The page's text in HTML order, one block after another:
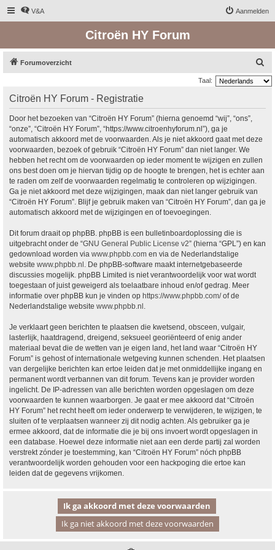
V&A Aanmelden
Citroën HY Forum
Forumoverzicht
o
Taal:
Citroën HY Forum - Registratie
Door het bezoeken van “Citroën HY Forum” (hierna genoemd “wij”, “ons”,
“onze”, “Citroën HY Forum”, “https://www.citroenhyforum.nl”), ga je
automatisch akkoord met de voorwaarden. Als je niet akkoord gaat met deze
voorwaarden, bezoek of gebruik “Citroën HY Forum” dan niet langer. We
hebben het recht om de voorwaarden op ieder moment te wijzigen en zullen
ons best doen om je hiervan tijdig op de hoogte te brengen, het is echter aan
te raden om zelf de voorwaarden regelmatig te controleren op wijzigingen.
Ga je niet akkoord met deze wijzigingen, maak dan niet langer gebruik van
“Citroën HY Forum”. Blijf je gebruik maken van “Citroën HY Forum”, dan ga je
automatisch akkoord met de wijzigingen en of toevoegingen.
Dit forum draait op phpBB. phpBB is een bulletinboardoplossing die is
uitgebracht onder de “GNU General Public License v2” (hierna “GPL”) en kan
gedownload worden via www.phpbb.com en via de Nederlandstalige
website www.phpbb.nl . De phpBB-software maakt internetgebaseerde
discussies mogelijk. phpBB Limited is niet verantwoordelijk voor wat wordt
toegestaan of juist geweigerd als toelaatbare inhoud en/of gedrag. Meer
informatie over phpBB kun je vinden op https://www.phpbb.com/of de
Nederlandstalige website www.phpbb.nl .
Je verklaart geen berichten te plaatsen die kwetsend, obsceen, vulgair,
lasterlijk, haatdragend, dreigend, seksueel georiënteerd of enig ander
materiaal bevat die de wetten van je eigen land, het land waar “Citroën HY
Forum” is gehost of internationale wetgeving kunnen schenden. Het plaatsen
van dergelijke berichten kan ertoe leiden dat je met onmiddellijke ingang en
permanent wordt verbannen van dit forum. Tevens kan je provider worden
ingelicht. De IP-adressen van alle berichten worden opgeslagen om deze
voorwaarden te kunnen waarborgen. Je gaat er mee akkoord dat “Citroën
HY Forum” het recht heeft om ieder onderwerp te verwijderen, te wijzigen, te
sluiten of te verplaatsen wanneer zij dit nodig achten. Als gebruiker ga je
ermee akkoord, dat de informatie die je bij ons invoert wordt opgeslagen in
een database. Hoewel deze informatie niet aan een derde partij zal worden
verstrekt zónder je toestemming, kan “Citroën HY Forum” nóch phpBB
verantwoordelijk worden gehouden voor een hackpoging die ertoe kan
leiden dat de gegevens vrijkomen.